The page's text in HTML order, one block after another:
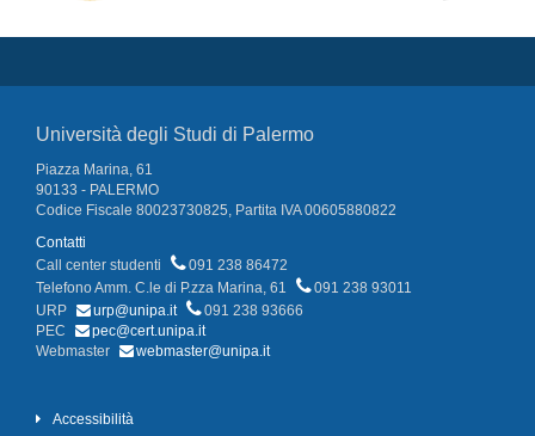
Università degli Studi di Palermo
Piazza Marina, 61
90133 - PALERMO
Codice Fiscale 80023730825, Partita IVA 00605880822
Contatti
Call center studenti
091 238 86472
Telefono Amm. C.le di P.zza Marina, 61
091 238 93011
URP
urp@unipa.it
091 238 93666
PEC
pec@cert.unipa.it
Webmaster
webmaster@unipa.it
Accessibilità